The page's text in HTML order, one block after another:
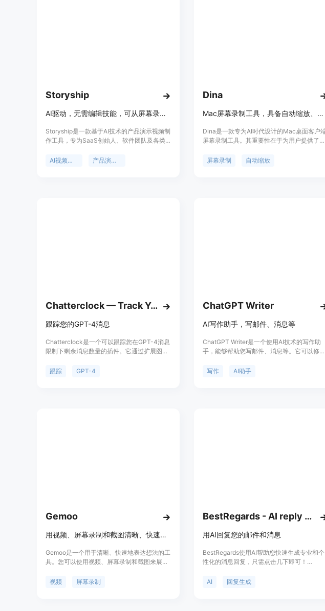
Storyship
AI驱动，无需编辑技能，可从屏幕录制创建专业产品演示视频
Storyship是一款基于AI技术的产品演示视频制
作工具，专为SaaS创始人、软件团队及各类
要昂贵软件、专业编辑技能和露脸录制的难
AI视频制作 产品演示视频
Dina
Mac屏幕录制工具，具备自动缩放、平滑光标等功能，打造专业视频。
Dina是一款专为AI时代设计的Mac桌面客户
屏幕录制工具。其重要性在于为用户提供了一
能创建出专业、精美的视频。主要优点包括具
屏幕录制 自动缩放
Chatterclock — Track Your GPT-4 Messages
跟踪您的GPT-4消息
Chatterclock是一个可以跟踪您在GPT-4消息
限制下剩余消息数量的插件。它通过扩展图标
获得更多的消息。
跟踪 GPT-4
ChatGPT Writer
AI写作助手，写邮件、消息等
ChatGPT Writer是一个使用AI技术的写作助
手，能够帮助您写邮件、消息等。它可以修正
本等。无论您在哪个网站，它都可以使用，并
写作 AI助手
Gemoo
用视频、屏幕录制和截图清晰、快速地表达您的想法
Gemoo是一个用于清晰、快速地表达想法的工
具。您可以使用视频、屏幕录制和截图来展示
清晰明了，消除任何困惑。通过实时注释添加
视频 屏幕录制
BestRegards - AI reply generator
用AI回复您的邮件和消息
BestRegards使用AI帮助您快速生成专业和个
性化的消息回复，只需点击几下即可！
何地方使用它！只需选择您要回复的文本，右
AI 回复生成